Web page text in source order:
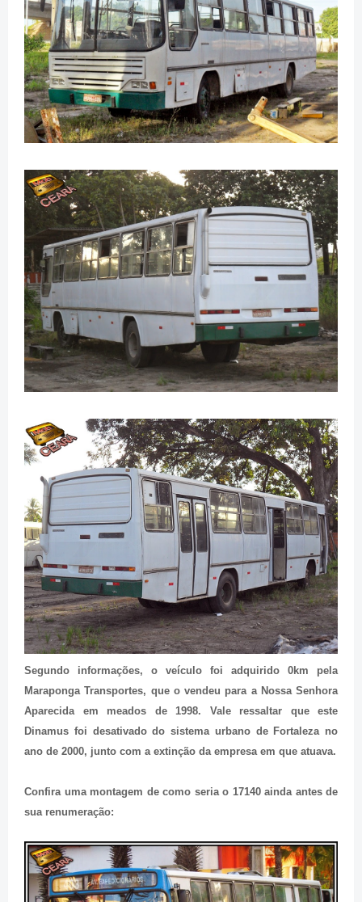
Segundo informações, o veículo foi adquirido 0km pela
Maraponga Transportes, que o vendeu para a Nossa Senhora
Aparecida em meados de 1998. Vale ressaltar que este
Dinamus foi desativado do sistema urbano de Fortaleza no
ano de 2000, junto com a extinção da empresa em que atuava.
Confira uma montagem de como seria o 17140 ainda antes de
sua renumeração: